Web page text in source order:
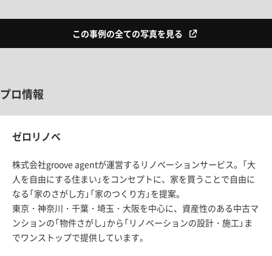
この事例の全ての写真を見る
プロ情報
ゼロリノベ
株式会社groove agentが運営するリノベーションサービス。「大
人を自由にする住まい」をコンセプトに、家を買うことで自由に
なる「家のさがし方」「家のつくり方」を提案。
東京・神奈川・千葉・埼玉・大阪を中心に、資産性のある中古マ
ンションの「物件さがし」から「リノベーションの設計・施工」ま
でワンストップで提供しています。